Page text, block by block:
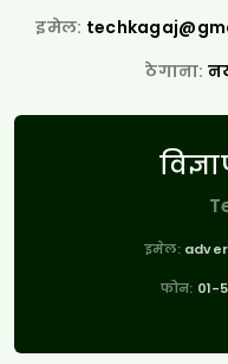
इमेल:
ठेगाना:
इमेल:
फोन: 01-